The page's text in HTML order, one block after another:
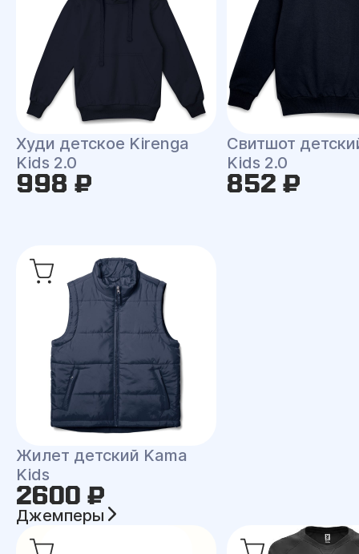
Худи детское Kirenga
Kids 2.0
998 ₽
Свитшот
Kids 2.0
852 ₽
Жилет детский Kama
Kids
2600 ₽
Джемперы